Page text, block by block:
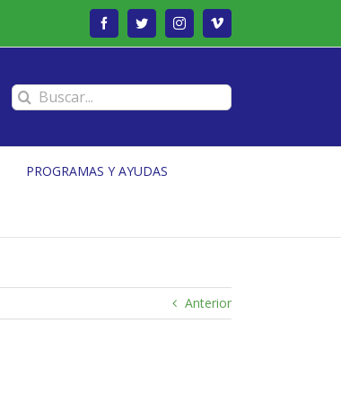
FacebookTwitterInstagramVimeo
Buscar:
PROGRAMAS Y AYUDAS
Anterior